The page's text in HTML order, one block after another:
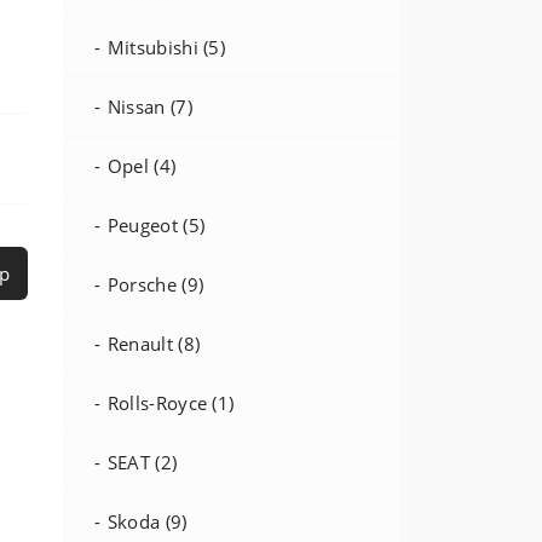
Mitsubishi (5)
Nissan (7)
Opel (4)
Peugeot (5)
Porsche (9)
Renault (8)
Rolls-Royce (1)
SEAT (2)
Skoda (9)